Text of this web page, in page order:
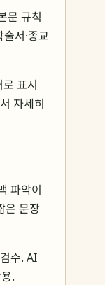
문 규칙
서·종교
로 표시
자세히
파악이
은 문장
수. AI
.